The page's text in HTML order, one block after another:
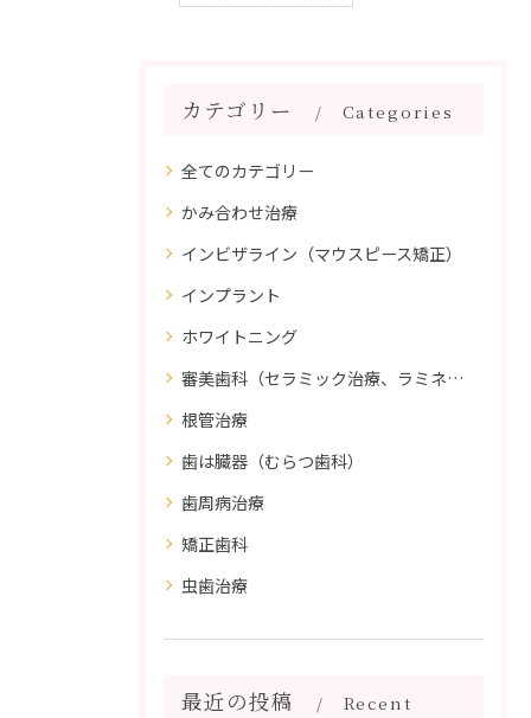
カテゴリー Categories
全てのカテゴリー
かみ合わせ治療
インビザライン（マウスピース矯正）
インプラント
ホワイトニング
審美歯科（セラミック治療、ラミネートべニア、ダイレクトボンディング）
根管治療
歯は臓器（むらつ歯科）
歯周病治療
矯正歯科
虫歯治療
最近の投稿
Recent